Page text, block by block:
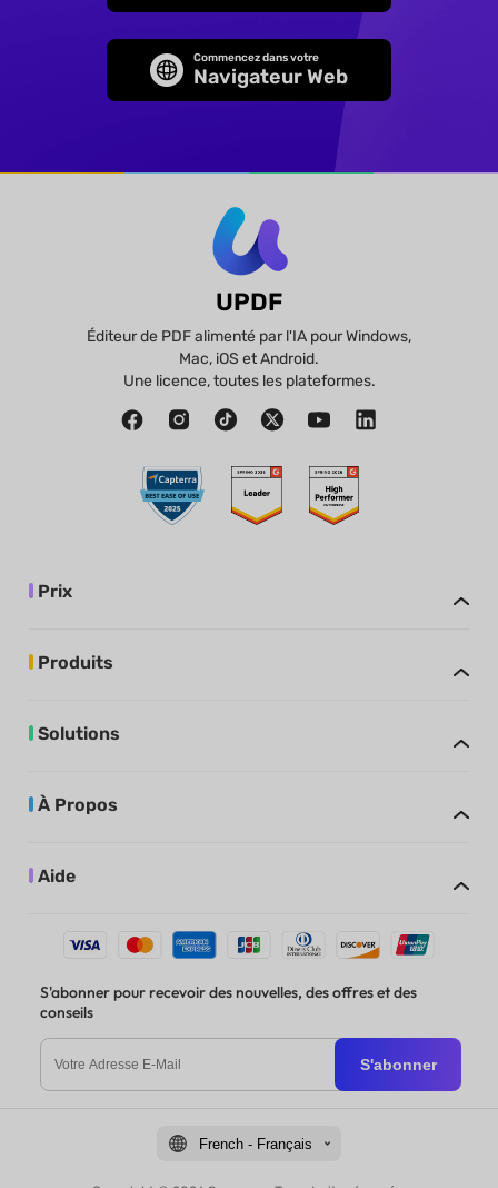
Commencez dans votre
Navigateur Web
UPDF
Éditeur de PDF alimenté par l'IA pour Windows,
Mac, iOS et Android.
Une licence, toutes les plateformes.
Prix
Produits
Solutions
À Propos
Aide
S'abonner pour recevoir des nouvelles, des offres et des
conseils
S'abonner
French - Français